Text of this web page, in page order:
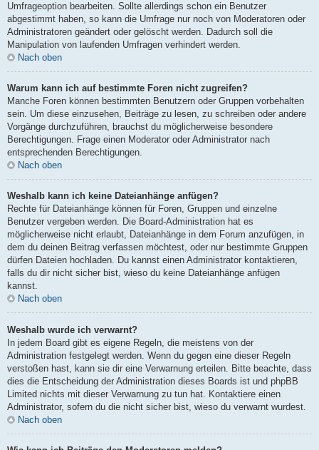
Umfrageoption bearbeiten. Sollte allerdings schon ein Benutzer
abgestimmt haben, so kann die Umfrage nur noch von Moderatoren oder
Administratoren geändert oder gelöscht werden. Dadurch soll die
Manipulation von laufenden Umfragen verhindert werden.
Nach oben
Warum kann ich auf bestimmte Foren nicht zugreifen?
Manche Foren können bestimmten Benutzern oder Gruppen vorbehalten
sein. Um diese einzusehen, Beiträge zu lesen, zu schreiben oder andere
Vorgänge durchzuführen, brauchst du möglicherweise besondere
Berechtigungen. Frage einen Moderator oder Administrator nach
entsprechenden Berechtigungen.
Nach oben
Weshalb kann ich keine Dateianhänge anfügen?
Rechte für Dateianhänge können für Foren, Gruppen und einzelne
Benutzer vergeben werden. Die Board-Administration hat es
möglicherweise nicht erlaubt, Dateianhänge in dem Forum anzufügen, in
dem du deinen Beitrag verfassen möchtest, oder nur bestimmte Gruppen
dürfen Dateien hochladen. Du kannst einen Administrator kontaktieren,
falls du dir nicht sicher bist, wieso du keine Dateianhänge anfügen
kannst.
Nach oben
Weshalb wurde ich verwarnt?
In jedem Board gibt es eigene Regeln, die meistens von der
Administration festgelegt werden. Wenn du gegen eine dieser Regeln
verstoßen hast, kann sie dir eine Verwarnung erteilen. Bitte beachte, dass
dies die Entscheidung der Administration dieses Boards ist und phpBB
Limited nichts mit dieser Verwarnung zu tun hat. Kontaktiere einen
Administrator, sofern du die nicht sicher bist, wieso du verwarnt wurdest.
Nach oben